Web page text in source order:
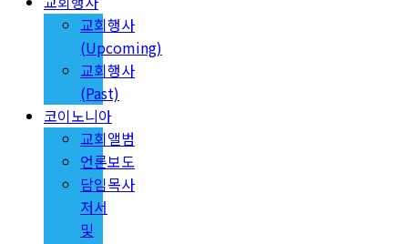
교회행사
(Upcoming)
교회행사
(Past)
코이노니아
교회앨범
언론보도
담임목사
저서
및